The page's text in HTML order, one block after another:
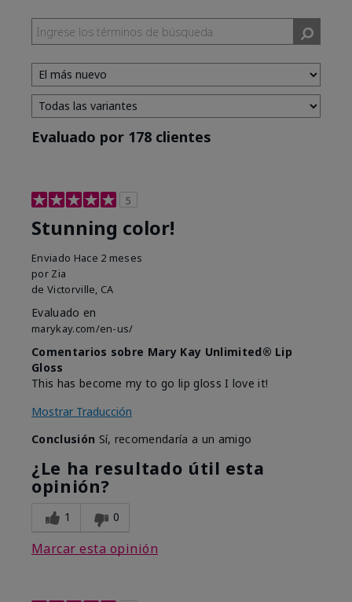
Evaluado por 178 clientes
5
Stunning color!
Enviado Hace 2 meses
por Zia
de Victorville, CA
Evaluado en
marykay.com/en-us/
Comentarios sobre Mary Kay Unlimited® Lip
Gloss
This has become my to go lip gloss I love it!
Mostrar Traducción
Conclusión Sí, recomendaría a un amigo
¿Le ha resultado útil esta
opinión?
1 0
Marcar esta opinión